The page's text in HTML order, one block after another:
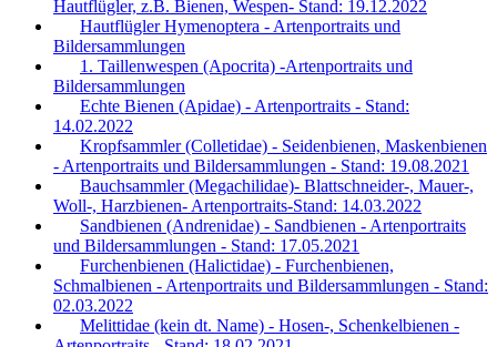
Hautflügler, z.B. Bienen, Wespen- Stand: 19.12.2022
Hautflügler Hymenoptera - Artenportraits und
Bildersammlungen
1. Taillenwespen (Apocrita) -Artenportraits und
Bildersammlungen
Echte Bienen (Apidae) - Artenportraits - Stand:
14.02.2022
Kropfsammler (Colletidae) - Seidenbienen, Maskenbienen
- Artenportraits und Bildersammlungen - Stand: 19.08.2021
Bauchsammler (Megachilidae)- Blattschneider-, Mauer-,
Woll-, Harzbienen- Artenportraits-Stand: 14.03.2022
Sandbienen (Andrenidae) - Sandbienen - Artenportraits
und Bildersammlungen - Stand: 17.05.2021
Furchenbienen (Halictidae) - Furchenbienen,
Schmalbienen - Artenportraits und Bildersammlungen - Stand:
02.03.2022
Melittidae (kein dt. Name) - Hosen-, Schenkelbienen -